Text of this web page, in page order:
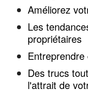
Améliorez
Les
propriétaires
Des trucs
l'attrait de